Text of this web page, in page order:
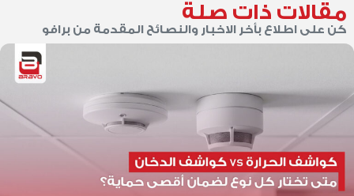
مقالات ذات صلة
كن على اطلاع بأخر الاخبار والنصائح المقدمة من برافو